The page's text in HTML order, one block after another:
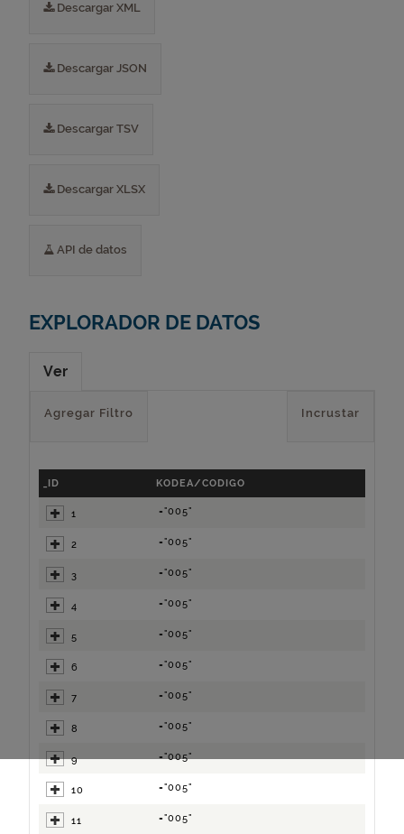
Descargar XML
Descargar JSON
Descargar TSV
Descargar XLSX
API de datos
EXPLORADOR DE DATOS
Ver
Incrustar
Agregar Filtro
_ID KODEA/CODIGO
1 ="005"
2 ="005"
3 ="005"
4 ="005"
5 ="005"
6 ="005"
7 ="005"
8 ="005"
9 ="005"
10 ="005"
11 ="005"